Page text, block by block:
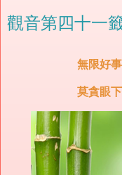
觀音第四十一
無限好
莫貪眼